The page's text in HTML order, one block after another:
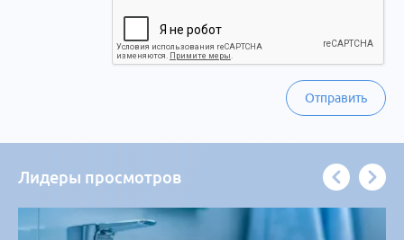
Отправить
Лидеры просмотров